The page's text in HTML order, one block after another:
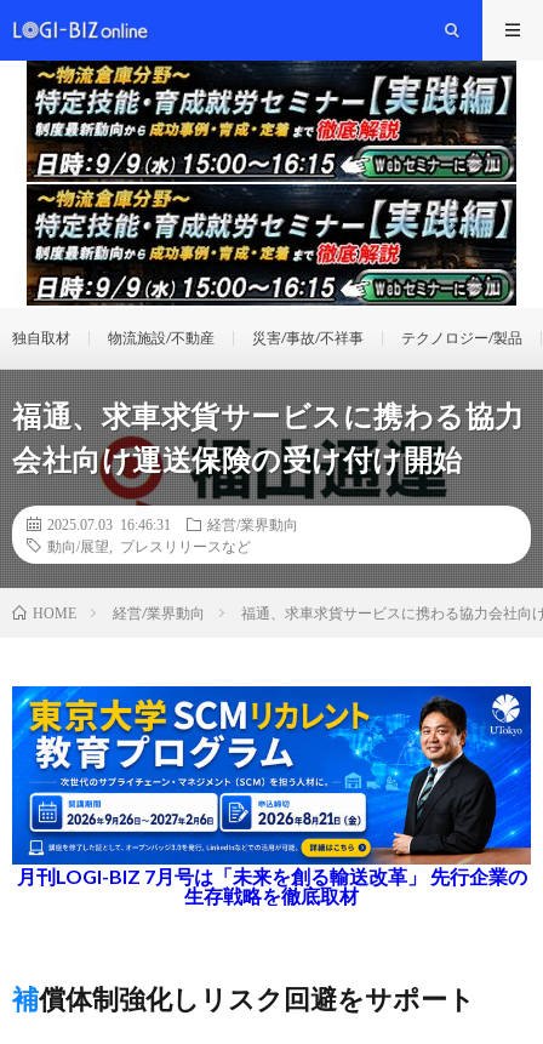
独自取材 物流施設/不動産 災害/事故/不祥事 テクノロジー/製品
福通、求車求貨サービスに携わる協力
会社向け運送保険の受け付け開始
2025.07.03 16:46:31
経営/業界動向
動向/展望
プレスリリースなど
HOME 経営/業界動向 福通、求車求貨サービスに携わる協力会社向
月刊LOGI-BIZ 7月号は「未来を創る輸送改革」 先行企業の
生存戦略を徹底取材
補償体制強化しリスク回避をサポート